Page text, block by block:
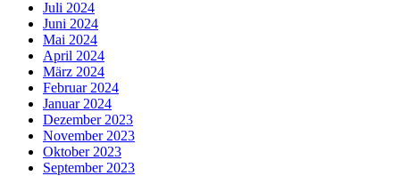
Juli 2024
Juni 2024
Mai 2024
April 2024
März 2024
Februar 2024
Januar 2024
Dezember 2023
November 2023
Oktober 2023
September 2023